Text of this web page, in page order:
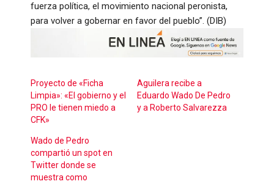
fuerza política, el movimiento nacional peronista,
para volver a gobernar en favor del pueblo”. (DIB)
Proyecto de «Ficha
Limpia»: «El gobierno y el
PRO le tienen miedo a
CFK»
Aguilera recibe a
Eduardo Wado De Pedro
y a Roberto Salvarezza
Wado de Pedro
compartió un spot en
Twitter donde se
muestra como